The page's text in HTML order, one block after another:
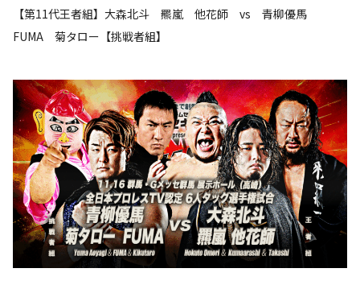
【第11代王者組】大森北斗 羆嵐 他花師 vs 青柳優馬
FUMA 菊タロー【挑戦者組】